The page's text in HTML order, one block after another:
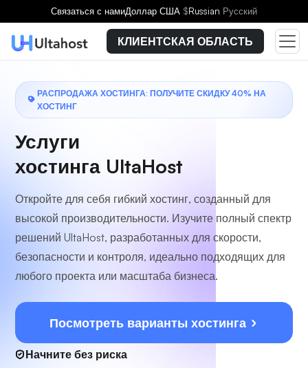
Связаться с намиДоллар США $Russian Русский
КЛИЕНТСКАЯ ОБЛАСТЬ
РАСПРОДАЖА ХОСТИНГА: ПОЛУЧИТЕ СКИДКУ 40% НА
ХОСТИНГ
Услуги
хостинга UltaHost
Откройте для себя гибкий хостинг, созданный для
высокой производительности. Изучите полный спектр
решений UltaHost, разработанных для скорости,
безопасности и контроля, идеально подходящих для
любого проекта или масштаба бизнеса.
Посмотреть варианты хостинга
Начните без риска